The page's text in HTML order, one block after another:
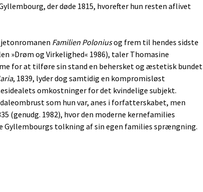
der døde 1815, hvorefter hun resten aflivet
Familien Poloniusog frem til hendes sidste
»Drøm og Virkelighed« 1986), taler Thomasine
for at tilføre sin stand en behersket og æstetisk bundet
, 1839, lyder dog samtidig en kompromisløst
omkostninger for det kvindelige subjekt.
som hun var, anes i forfatterskabet, men
(genudg. 1982), hvor den moderne kernefamilies
Gyllembourgs tolkning af sin egen families sprængning.